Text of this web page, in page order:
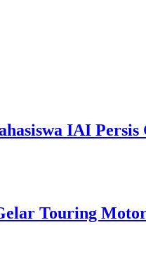
IAI
Touring